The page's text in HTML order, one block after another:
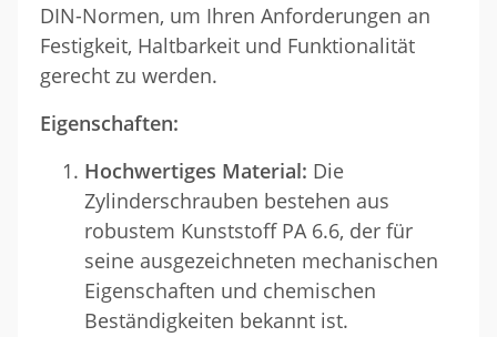
DIN-Normen, um Ihren Anforderungen an
Festigkeit, Haltbarkeit und Funktionalität
gerecht zu werden.
Eigenschaften:
Hochwertiges Material: Die
Zylinderschrauben bestehen aus
robustem Kunststoff PA 6.6, der für
seine ausgezeichneten mechanischen
Eigenschaften und chemischen
Beständigkeiten bekannt ist.